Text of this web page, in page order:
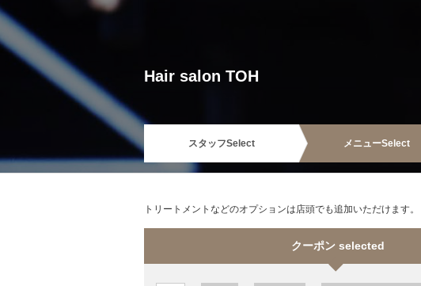
Hair salon TOH
スタッフSelect メニューSelect
トリートメントなどのオプションは店頭でも追加いただけます。
クーポン selected